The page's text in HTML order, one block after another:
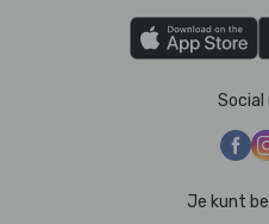
Social
Je kunt